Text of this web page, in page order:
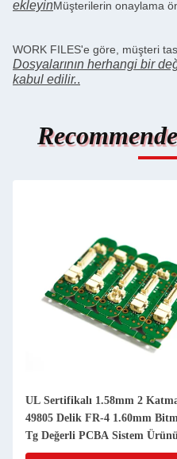
ekleyinMüşterilerin onaylama
WORK FILES'e göre, müşteri
Dosyalarının herhangi bir
kabul edilir..
UL Sertifikalı 1.58mm 2
49805 Delik FR-4 1.60mm
Tg Değerli PCBA Sistem